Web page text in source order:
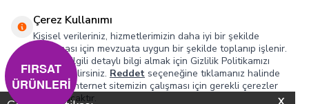
Hızlı Erişim
Sosyal
Adres & İletişim
Çerez Kullanımı
Kişisel verileriniz, hizmetlerimizin daha iyi bir şekilde
sunulması için mevzuata uygun bir şekilde toplanıp işlenir.
Konuyla ilgili detaylı bilgi almak için Gizlilik Politikamızı
inceleyebilirsiniz. Reddet seçeneğine tıklamanız halinde
yalnızca internet sitemizin çalışması için gerekli çerezler
kullanılacaktır.
FIRSAT
ÜRÜNLERİ